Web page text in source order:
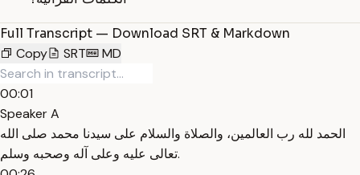
Full Transcript — Download SRT & Markdown
Copy
SRT MD
00:01
Speaker A
الحمد لله رب العالمين، والصلاة والسلام على سيدنا محمد صلى الله
تعالى عليه وعلى آله وصحبه وسلم.